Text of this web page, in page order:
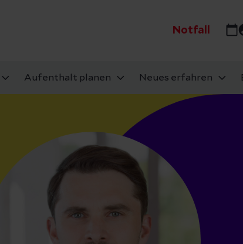
Notfall
Aufenthalt planen Neues erfahren